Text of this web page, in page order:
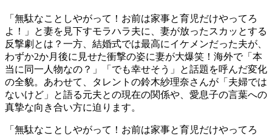
「無駄なことしやがって！お前は家事と育児だけやってろ
よ！」と妻を見下すモラハラ夫に、妻が放ったスカッとする
反撃劇とは？一方、結婚式では最高にイケメンだった夫が、
わずか2か月後に見せた衝撃の姿に妻が大爆笑！海外で「本
当に同一人物なの？」「でも幸せそう」と話題を呼んだ変化
の全貌。あわせて、タレントの鈴木紗理奈さんが「夫婦では
ないけど」と語る元夫との現在の関係や、愛息子の言葉への
真摯な向き合い方に迫ります。
「無駄なことしやがって！お前は家事と育児だけやってろ